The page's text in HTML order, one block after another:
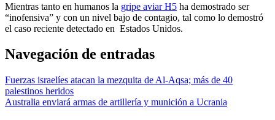
Mientras tanto en humanos la gripe aviar H5 ha demostrado ser
“inofensiva” y con un nivel bajo de contagio, tal como lo demostró
el caso reciente detectado en Estados Unidos.
Navegación de entradas
Fuerzas israelíes atacan la mezquita de Al-Aqsa; más de 40
palestinos heridos
Australia enviará armas de artillería y munición a Ucrania